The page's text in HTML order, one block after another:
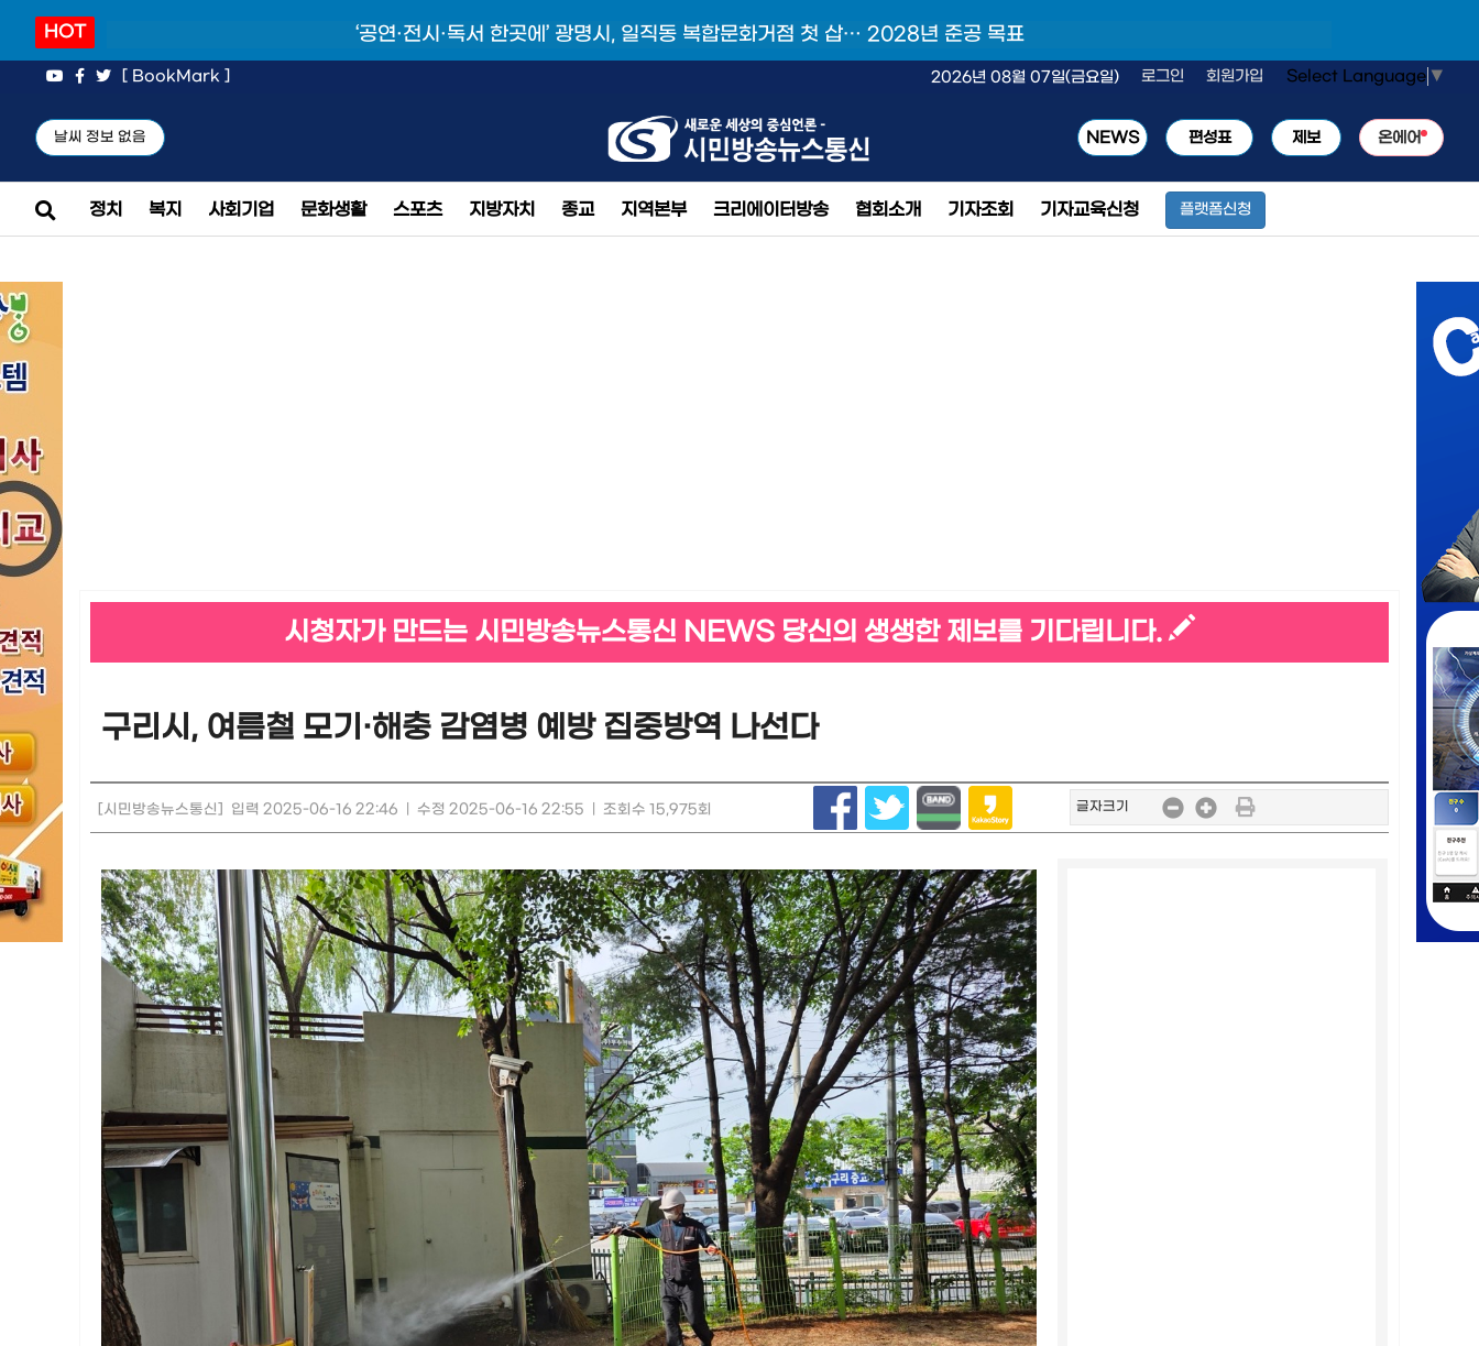
HOT ‘공연·전시·독서 한곳에’ 광명시, 일직동 복합문화거점 첫 삽… 2028년 준공 목표
[ BookMark ] 2026년 08월 07일(금요일) 로그인 회원가입 Select Language ▼
날씨 정보 없음 NEWS 편성표 제보 온에어
정치 복지 사회기업 문화생활 스포츠 지방자치 종교 지역본부 크리에이터방송 협회소개 기자조회 기자교육신청 플랫폼신청
시청자가 만드는 시민방송뉴스통신 NEWS 당신의 생생한 제보를 기다립니다.
구리시, 여름철 모기·해충 감염병 예방 집중방역 나선다
[시민방송뉴스통신] 입력 2025-06-16 22:46 수정 2025-06-16 22:55 조회수 15,975회 글자크기